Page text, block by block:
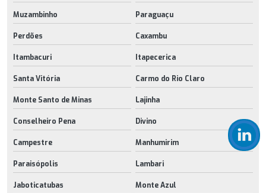
Muzambinho Paraguaçu
Perdões Caxambu
Itambacuri Itapecerica
Santa Vitória Carmo do Rio Claro
Monte Santo de Minas Lajinha
Conselheiro Pena Divino
Campestre Manhumirim
Paraisópolis Lambari
Jaboticatubas Monte Azul